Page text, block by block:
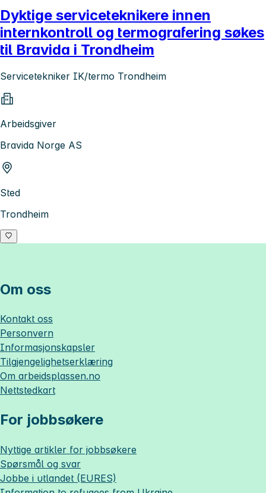
Dyktige serviceteknikere innen
internkontroll og termografering søkes
til Bravida i Trondheim
Servicetekniker IK/termo Trondheim
Arbeidsgiver
Bravida Norge AS
Sted
Trondheim
Om oss
Kontakt oss
Personvern
Informasjonskapsler
Tilgjengelighetserklæring
Om arbeidsplassen.no
Nettstedkart
For jobbsøkere
Nyttige artikler for jobbsøkere
Spørsmål og svar
Jobbe i utlandet (EURES)